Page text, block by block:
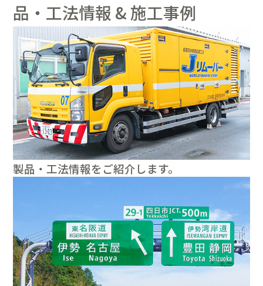
品・工法情報 & 施工事例
製品・工法情報をご紹介します。